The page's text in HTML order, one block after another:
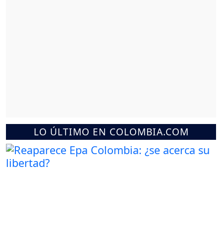
LO ÚLTIMO EN COLOMBIA.COM